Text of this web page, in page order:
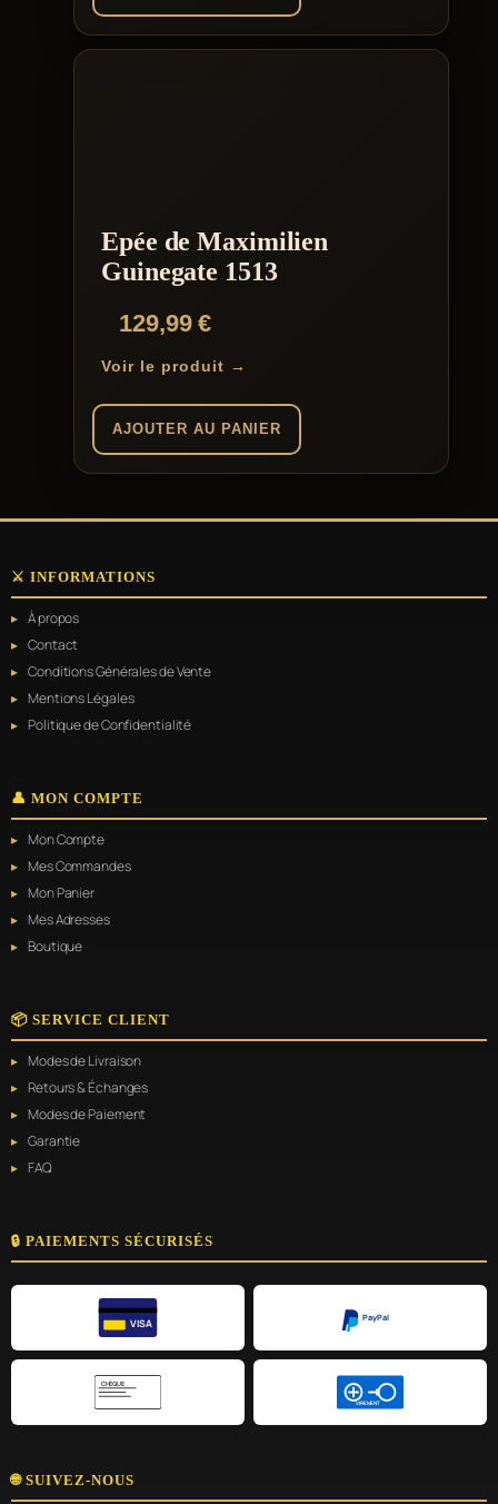
Epée de Maximilien
Guinegate 1513
129,99€
Voir le produit →
AJOUTER AU PANIER
⚔️ INFORMATIONS
À propos
Contact
Conditions Générales de Vente
Mentions Légales
Politique de Confidentialité
👤 MON COMPTE
Mon Compte
Mes Commandes
Mon Panier
Mes Adresses
Boutique
📦 SERVICE CLIENT
Modes de Livraison
Retours & Échanges
Modes de Paiement
Garantie
FAQ
🔒 PAIEMENTS SÉCURISÉS
VISA
PayPal
CHÈQUE
VIREMENT
🌐 SUIVEZ-NOUS